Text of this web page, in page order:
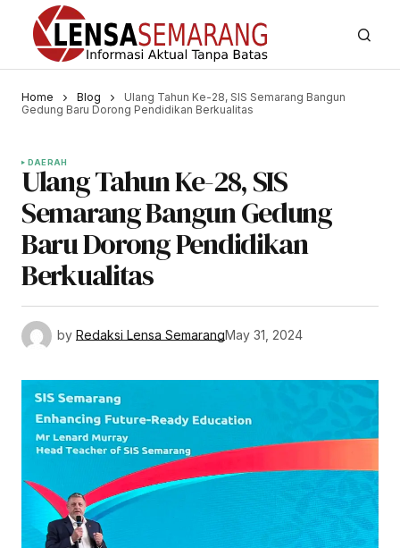
Home Blog
Ulang Tahun Ke-28, SIS Semarang Bangun
Gedung Baru Dorong Pendidikan Berkualitas
DAERAH
Ulang Tahun Ke-28, SIS
Semarang Bangun Gedung
Baru Dorong Pendidikan
Berkualitas
by Redaksi Lensa SemarangMay 31, 2024